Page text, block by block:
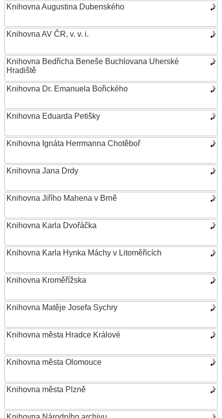
Knihovna Augustina Dubenského
Knihovna AV ČR, v. v. i.
Knihovna Bedřicha Beneše Buchlovana Uherské
Hradiště
Knihovna Dr. Emanuela Bořického
Knihovna Eduarda Petišky
Knihovna Ignáta Herrmanna Chotěboř
Knihovna Jana Drdy
Knihovna Jiřího Mahena v Brně
Knihovna Karla Dvořáčka
Knihovna Karla Hynka Máchy v Litoměřicích
Knihovna Kroměřížska
Knihovna Matěje Josefa Sychry
Knihovna města Hradce Králové
Knihovna města Olomouce
Knihovna města Plzně